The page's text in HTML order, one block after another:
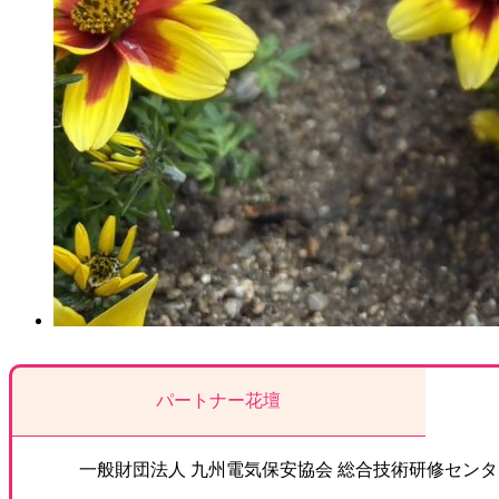
パートナー花壇
一般財団法人 九州電気保安協会 総合技術研修セン